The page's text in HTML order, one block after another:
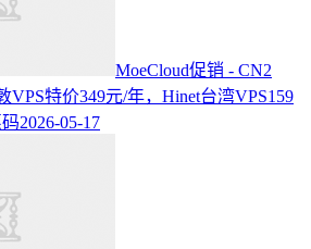
MoeCloud促销 - CN2
VPS特价349元/年，Hinet台湾VPS159
2026-05-17